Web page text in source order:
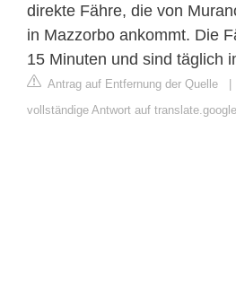
direkte Fähre, die von
in Mazzorbo ankommt. Die
15 Minuten und sind täglich
Antrag auf Entfernung der Quelle |
vollständige Antwort auf